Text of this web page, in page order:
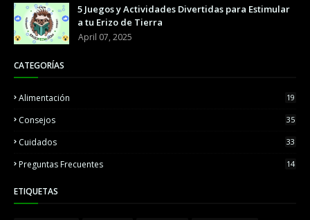
5 Juegos y Actividades Divertidas para Estimular
a tu Erizo de Tierra
April 07, 2025
CATEGORÍAS
Alimentación 19
Consejos 35
Cuidados 33
Preguntas Frecuentes 14
ETIQUETAS